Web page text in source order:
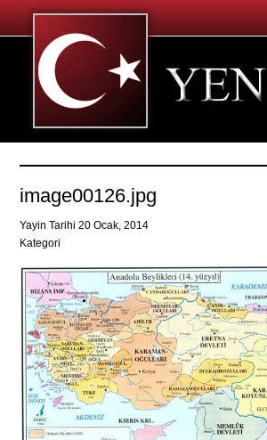
image00126.jpg
Yayin Tarihi 20 Ocak, 2014
Kategori